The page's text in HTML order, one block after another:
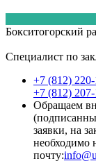
Бокситогорский
Специалист по
+7 (812)
+7 (812)
Обращаем
заявки, на
необходимо
почту: